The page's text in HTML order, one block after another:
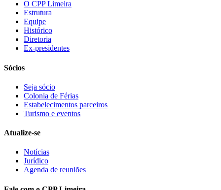
O CPP Limeira
Estrutura
Equipe
Histórico
Diretoria
Ex-presidentes
Sócios
Seja sócio
Colonia de Férias
Estabelecimentos parceiros
Turismo e eventos
Atualize-se
Notícias
Jurídico
Agenda de reuniões